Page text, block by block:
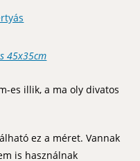
45x35cm
es illik, a ma oly divatos
ez a méret. Vannak
is használnak